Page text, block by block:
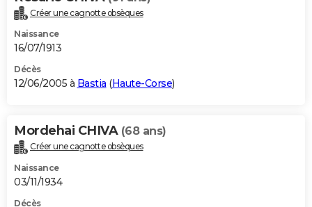
Créer une cagnotte obsèques
Naissance
16/07/1913
Décès
12/06/2005 à Bastia (Haute-Corse)
Mordehai CHIVA (68 ans)
Créer une cagnotte obsèques
Naissance
03/11/1934
Décès